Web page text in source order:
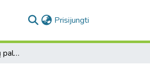
Prisijungti
[Adutiškio dvaro Rokitų palivarko pakvitavimų knygelė].